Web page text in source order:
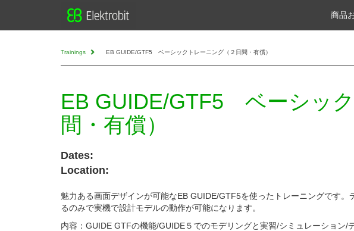
商品
Trainings EB GUIDE/GTF5 ベーシックトレーニング（２日間・有償）
EB GUIDE/GTF5 ベーシッ
間・有償）
Dates:
Location:
魅力ある画面デザインが可能なEB GUIDE/GTF5を使ったトレーニングです
るのみで実機で設計モデルの動作が可能になります。
内容：GUIDE GTFの機能/GUIDE５でのモデリングと実習/シミュレーション/